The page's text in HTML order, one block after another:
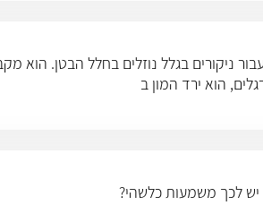
ניקורים בגלל נוזלים בחלל הבטן. הוא
הוא ירד המון ב